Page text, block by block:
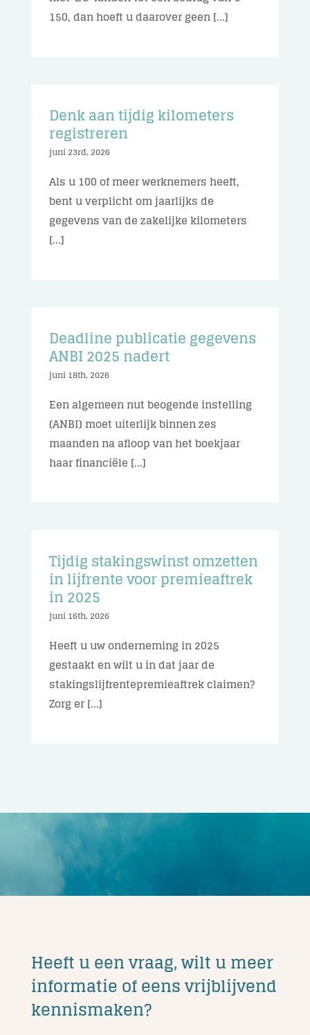
150, dan hoeft u daarover geen [...]
Denk aan tijdig kilometers
registreren
juni 23rd, 2026
Als u 100 of meer werknemers heeft,
bent u verplicht om jaarlijks de
gegevens van de zakelijke kilometers
[...]
Deadline publicatie gegevens
ANBI 2025 nadert
juni 18th, 2026
Een algemeen nut beogende instelling
(ANBI) moet uiterlijk binnen zes
maanden na afloop van het boekjaar
haar financiële [...]
Tijdig stakingswinst omzetten
in lijfrente voor premieaftrek
in 2025
juni 16th, 2026
Heeft u uw onderneming in 2025
gestaakt en wilt u in dat jaar de
stakingslijfrentepremieaftrek claimen?
Zorg er [...]
Heeft u een vraag, wilt u meer
informatie of eens vrijblijvend
kennismaken?